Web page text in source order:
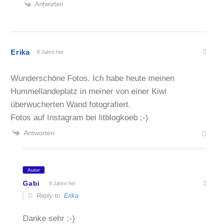
Antworten
Erika 8 Jahre her
Wunderschöne Fotos. Ich habe heute meinen
Hummellandeplatz in meiner von einer Kiwi
überwucherten Wand fotografiert.
Fotos auf Instagram bei litblogkoeb ;-)
Antworten
Autor
Gabi 8 Jahre her
Reply toErika
Danke sehr :-)